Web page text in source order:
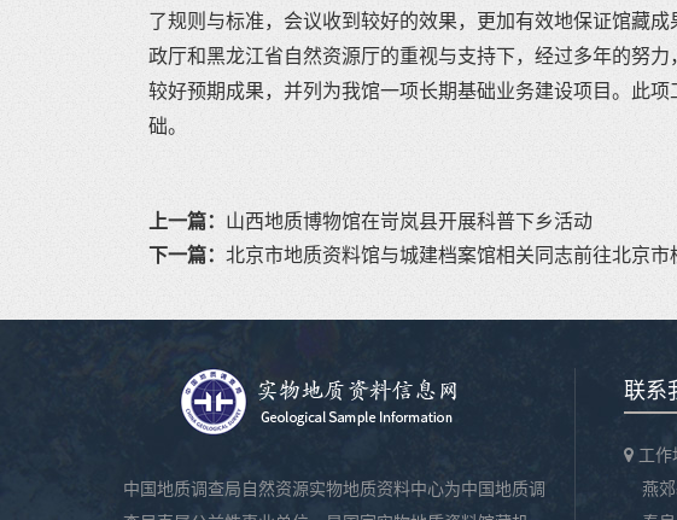
了规则与标准，会议收到较好的效果，更加有效地保证馆藏
政厅和黑龙江省自然资源厅的重视与支持下，经过多年的努
较好预期成果，并列为我馆一项长期基础业务建设项目。此
础。
上一篇： 山西地质博物馆在岢岚县开展科普下乡活动
下一篇：北京市地质资料馆与城建档案馆相关同志前往北京市
中国地质调查局自然资源实物地质资料中心为中国地质调
联系
工
燕